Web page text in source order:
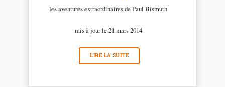
les aventures extraordinaires de Paul Bismuth
mis à jour le 21 mars 2014
LIRE LA SUITE